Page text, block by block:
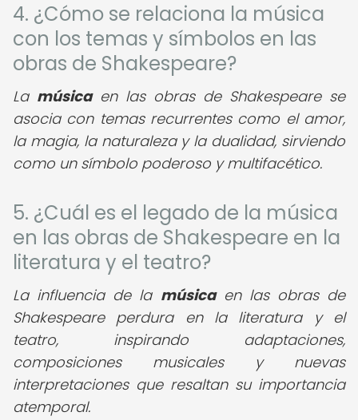
4. ¿Cómo se relaciona la música
con los temas y símbolos en las
obras de Shakespeare?
La músicaen las obras de Shakespeare se
asocia con temas recurrentes como el amor,
la magia, la naturaleza y la dualidad, sirviendo
como un símbolo poderoso y multifacético.
5. ¿Cuál es el legado de la música
en las obras de Shakespeare en la
literatura y el teatro?
La influencia de la músicaen las obras de
Shakespeare perdura en la literatura y el
teatro, inspirando adaptaciones,
composiciones musicales y nuevas
interpretaciones que resaltan su importancia
atemporal.